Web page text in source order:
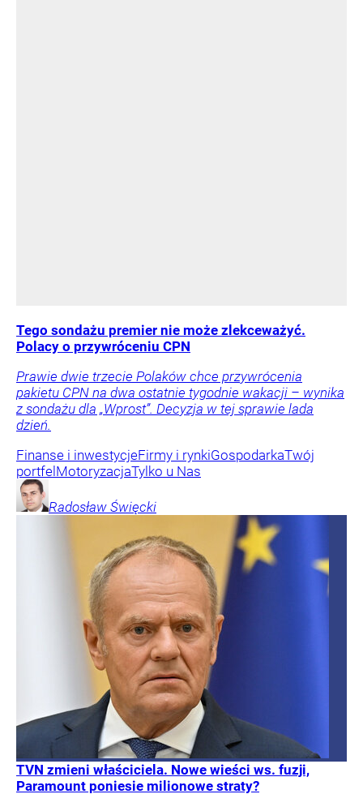
Tego sondażu premier nie może zlekceważyć.
Polacy o przywróceniu CPN
Prawie dwie trzecie Polaków chce przywrócenia
pakietu CPN na dwa ostatnie tygodnie wakacji – wynika
z sondażu dla „Wprost”. Decyzja w tej sprawie lada
dzień.
Finanse i inwestycjeFirmy i rynkiGospodarkaTwój
portfel MotoryzacjaTylko u Nas
Radosław Święcki
TVN zmieni właściciela. Nowe wieści ws. fuzji,
Paramount poniesie milionowe straty?